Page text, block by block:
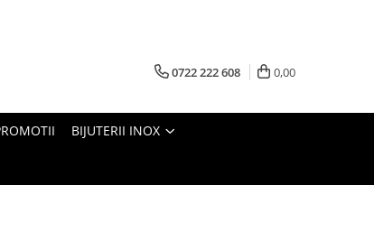
0722 222 608 0,00
BIJUTERII INOX